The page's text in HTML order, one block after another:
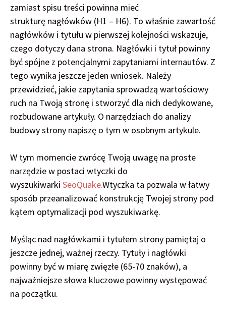
zamiast spisu treści powinna mieć
strukturę nagłówków (H1 – H6). To właśnie zawartość
nagłówków i tytułu w pierwszej kolejności wskazuje,
czego dotyczy dana strona. Nagłówki i tytuł powinny
być spójne z potencjalnymi zapytaniami internautów. Z
tego wynika jeszcze jeden wniosek. Należy
przewidzieć, jakie zapytania sprowadzą wartościowy
ruch na Twoją stronę i stworzyć dla nich dedykowane,
rozbudowane artykuły. O narzędziach do analizy
budowy strony napiszę o tym w osobnym artykule.
W tym momencie zwrócę Twoją uwagę na proste
narzędzie w postaci wtyczki do
wyszukiwarki SeoQuake.Wtyczka ta pozwala w łatwy
sposób przeanalizować konstrukcję Twojej strony pod
kątem optymalizacji pod wyszukiwarkę.
Myśląc nad nagłówkami i tytułem strony pamiętaj o
jeszcze jednej, ważnej rzeczy. Tytuły i nagłówki
powinny być w miarę zwięzłe (65-70 znaków), a
najważniejsze słowa kluczowe powinny występować
na początku.